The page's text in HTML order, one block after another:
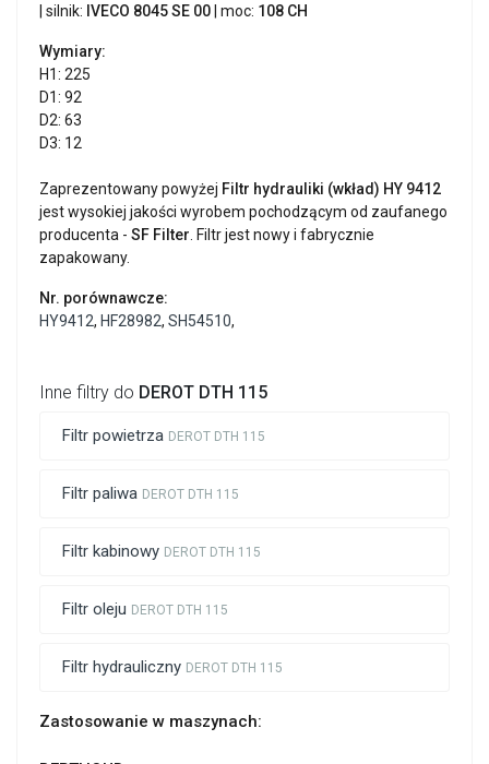
Inne filtry do DEROT DTH 115
Filtr powietrza DEROT DTH 115
Filtr paliwa DEROT DTH 115
Filtr kabinowy DEROT DTH 115
Filtr oleju DEROT DTH 115
Filtr hydrauliczny DEROT DTH 115
| silnik: IVECO 8045 SE 00 | moc: 108 CH
Wymiary:
H1: 225
D1: 92
D2: 63
D3: 12
Zaprezentowany powyżej Filtr hydrauliki (wkład) HY 9412
jest wysokiej jakości wyrobem pochodzącym od zaufanego
producenta - SF Filter . Filtr jest nowy i fabrycznie
zapakowany.
Nr. porównawcze:
HY9412, HF28982, SH54510,
Zastosowanie w maszynach: